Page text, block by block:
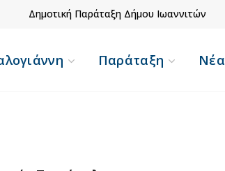
Δημοτική Παράταξη Δήμου Ιωαννιτών
Παράταξη Νέα